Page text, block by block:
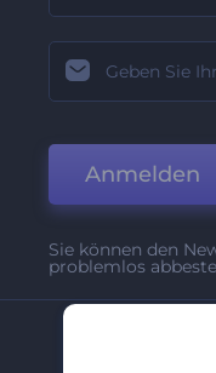
Anmelden
Sie können den
problemlos